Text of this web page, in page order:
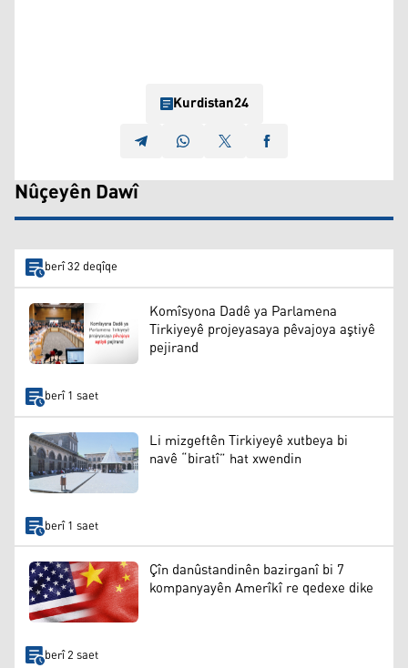
Kurdistan24
Nûçeyên Dawî
berî 32 deqîqe
Komîsyona Dadê ya Parlamena
Tirkiyeyê projeyasaya pêvajoya aştiyê
pejirand
berî 1 saet
Li mizgeftên Tirkiyeyê xutbeya bi
navê “biratî” hat xwendin
berî 1 saet
Çîn danûstandinên bazirganî bi 7
kompanyayên Amerîkî re qedexe dike
berî 2 saet